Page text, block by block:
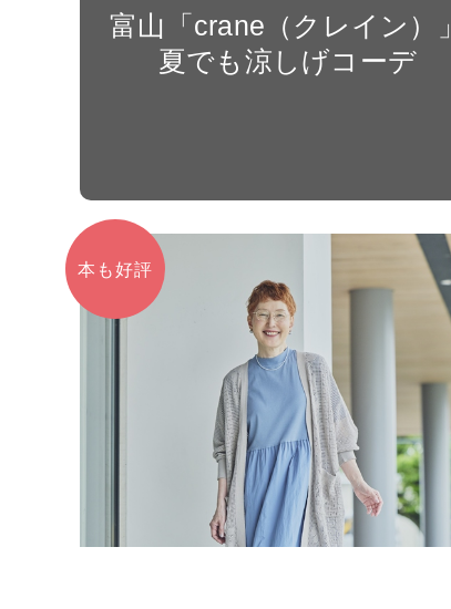
富山「crane（クレイン）」
夏でも涼しげコーデ
本も好評